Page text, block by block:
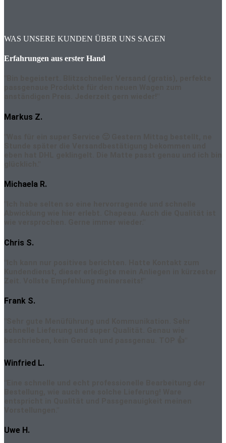
WAS UNSERE KUNDEN ÜBER UNS SAGEN
Erfahrungen aus erster Hand
Markus Z.
Michaela R.
Chris S.
Frank S.
Winfried L.
Uwe H.